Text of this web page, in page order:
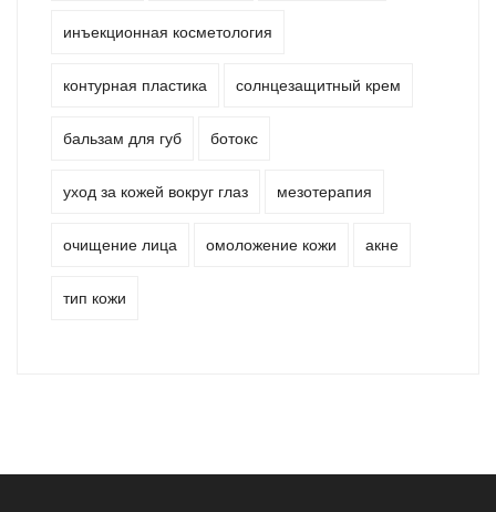
инъекционная косметология
контурная пластика солнцезащитный крем
бальзам для губ ботокс
уход за кожей вокруг глаз мезотерапия
очищение лица омоложение кожи акне
тип кожи